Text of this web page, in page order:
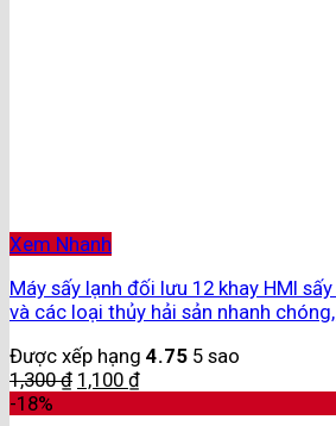
Xem Nhanh
Máy sấy lạnh đối lưu 12 khay HMI
và các loại thủy hải sản nhanh
Được xếp hạng 4.75 5 sao
1,300₫ 1,100 ₫
-18%